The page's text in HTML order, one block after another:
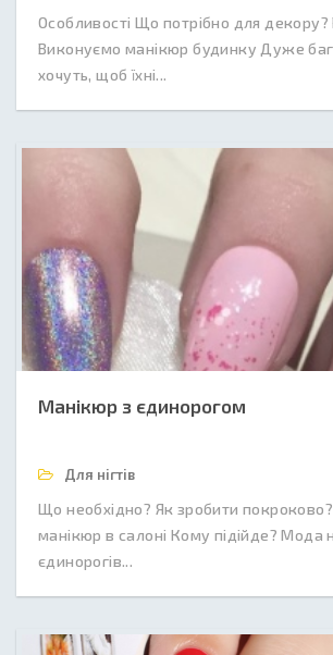
Особливості Що потрібно для декору?
Виконуємо манікюр будинку Дуже
хочуть, щоб їхні...
Манікюр з єдинорогом
Для нігтів
Що необхідно? Як зробити
манікюр в салоні Кому підійде?
єдинорогів...